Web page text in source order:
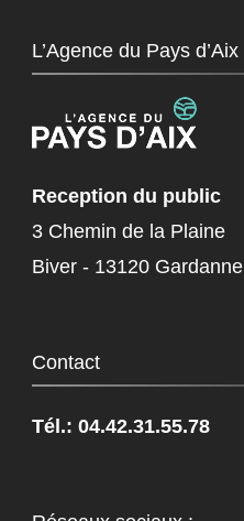
L’Agence du Pays d’Aix
Reception du public
3 Chemin de la Plaine
Biver - 13120 Gardanne
Contact
Tél.: 04.42.31.55.78